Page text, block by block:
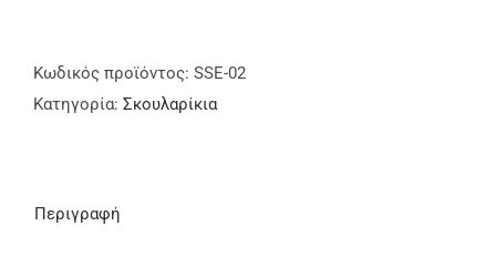
ποσότητα
Κωδικός προϊόντος: SSE-02
Κατηγορία: Σκουλαρίκια
Περιγραφή